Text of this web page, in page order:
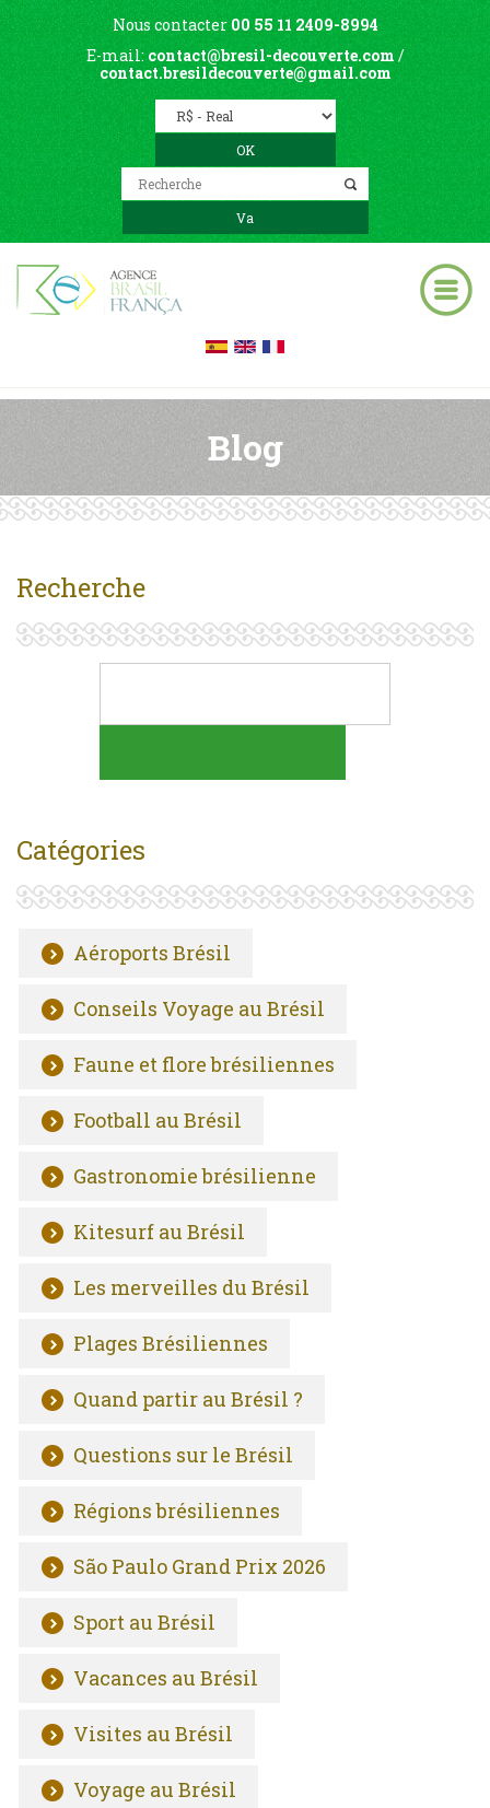
Nous contacter 00 55 11 2409-8994
E-mail: contact@bresil-decouverte.com /
contact.bresildecouverte@gmail.com
Blog
Recherche
Catégories
Aéroports Brésil
Conseils Voyage au Brésil
Faune et flore brésiliennes
Football au Brésil
Gastronomie brésilienne
Kitesurf au Brésil
Les merveilles du Brésil
Plages Brésiliennes
Quand partir au Brésil ?
Questions sur le Brésil
Régions brésiliennes
São Paulo Grand Prix 2026
Sport au Brésil
Vacances au Brésil
Visites au Brésil
Voyage au Brésil